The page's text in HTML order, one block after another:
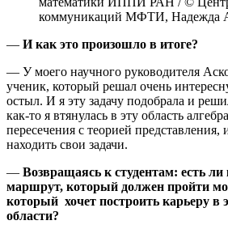
коммуникаций МФТИ, Надежда
— И как это произошло в итоге?
— У моего научного руководителя
ученик, который решал очень
остыл. И я эту задачу подобрала и
как-то я втянулась в эту область
пересечения с теорией представления,
находить свои задачи.
— Возвращаясь к студентам: есть
маршрут, который должен пройти
который хочет построить карьеру в
области?